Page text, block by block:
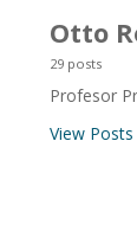
Otto
29 posts
Profesor
View